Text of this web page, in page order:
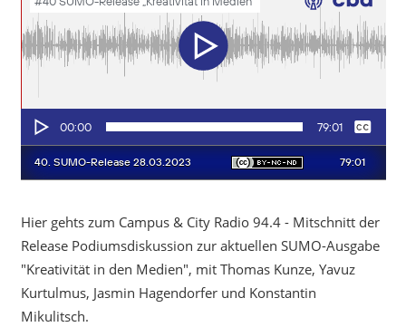
Hier gehts zum Campus & City Radio 94.4 - Mitschnitt der
Release Podiumsdiskussion zur aktuellen SUMO-Ausgabe
"Kreativität in den Medien", mit Thomas Kunze, Yavuz
Kurtulmus, Jasmin Hagendorfer und Konstantin
Mikulitsch.